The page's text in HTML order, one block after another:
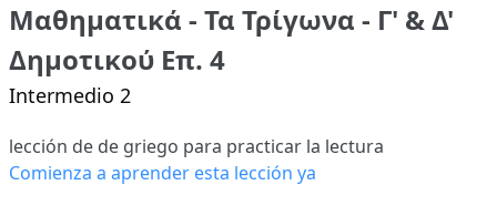
Μαθηματικά - Τα Τρίγωνα - Γ' & Δ'
Δημοτικού Επ. 4
Intermedio 2
lección de de griego para practicar la lectura
Comienza a aprender esta lección ya